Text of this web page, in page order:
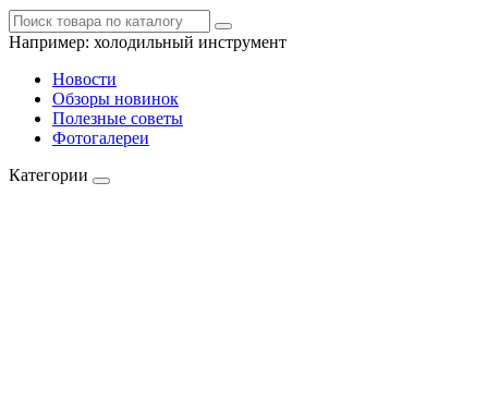
Например: холодильный инструмент
Новости
Обзоры новинок
Полезные советы
Фотогалереи
Категории